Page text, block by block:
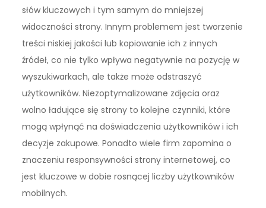
słów kluczowych i tym samym do mniejszej
widoczności strony. Innym problemem jest tworzenie
treści niskiej jakości lub kopiowanie ich z innych
źródeł, co nie tylko wpływa negatywnie na pozycję w
wyszukiwarkach, ale także może odstraszyć
użytkowników. Niezoptymalizowane zdjęcia oraz
wolno ładujące się strony to kolejne czynniki, które
mogą wpłynąć na doświadczenia użytkowników i ich
decyzje zakupowe. Ponadto wiele firm zapomina o
znaczeniu responsywności strony internetowej, co
jest kluczowe w dobie rosnącej liczby użytkowników
mobilnych.